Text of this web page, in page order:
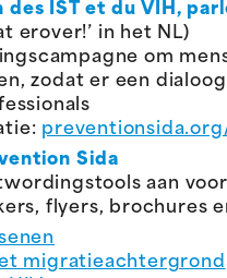
des IST et du VIH,
erover!’ in het NL)
om
zodat er een
Sida
aan
flyers, brochures
migratieachtergrond